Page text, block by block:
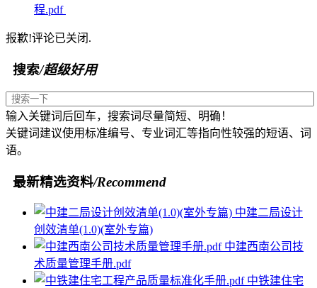
程.pdf
报歉!评论已关闭.
搜索/超级好用
输入关键词后回车，搜索词尽量简短、明确！
关键词建议使用标准编号、专业词汇等指向性较强的短语、词
语。
最新精选资料/Recommend
中建二局设计
创效清单(1.0)(室外专篇)
中建西南公司技
术质量管理手册.pdf
中铁建住宅